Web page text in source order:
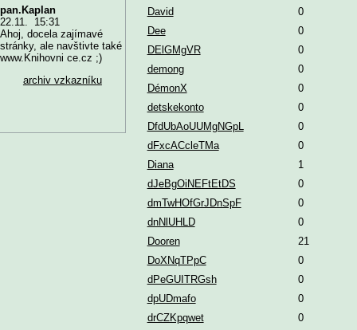
David
0
Dee
0
DElGMgVR
0
demong
0
DémonX
0
detskekonto
0
DfdUbAoUUMgNGpL
0
dFxcACcleTMa
0
Diana
1
dJeBgOiNEFtEtDS
0
dmTwHOfGrJDnSpF
0
dnNlUHLD
0
Dooren
21
DoXNqTPpC
0
dPeGUITRGsh
0
dpUDmafo
0
drCZKpqwet
0
pan.Kaplan
22.11. 15:31
Ahoj, docela zajímavé
stránky, ale navštivte také
www.Knihovni ce.cz ;)
archiv vzkazníku